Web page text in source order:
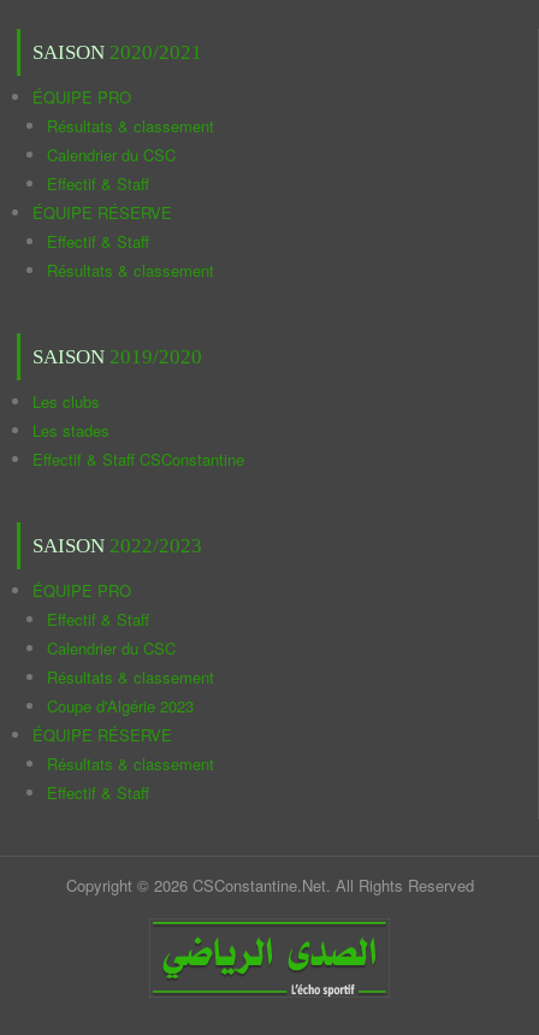
SAISON 2020/2021
ÉQUIPE PRO
Résultats & classement
Calendrier du CSC
Effectif & Staff
ÉQUIPE RÉSERVE
Effectif & Staff
Résultats & classement
SAISON 2019/2020
Les clubs
Les stades
Effectif & Staff CSConstantine
SAISON 2022/2023
ÉQUIPE PRO
Effectif & Staff
Calendrier du CSC
Résultats & classement
Coupe d'Algérie 2023
ÉQUIPE RÉSERVE
Résultats & classement
Effectif & Staff
Copyright © 2026 CSConstantine.Net. All Rights Reserved